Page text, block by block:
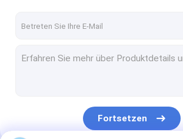
Wellpappen-Fertigungsstraße
Automatischer Ordner Gluer-Hefter
Fortsetzen